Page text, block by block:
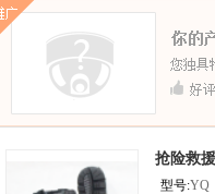
抢险救
型号:YQ